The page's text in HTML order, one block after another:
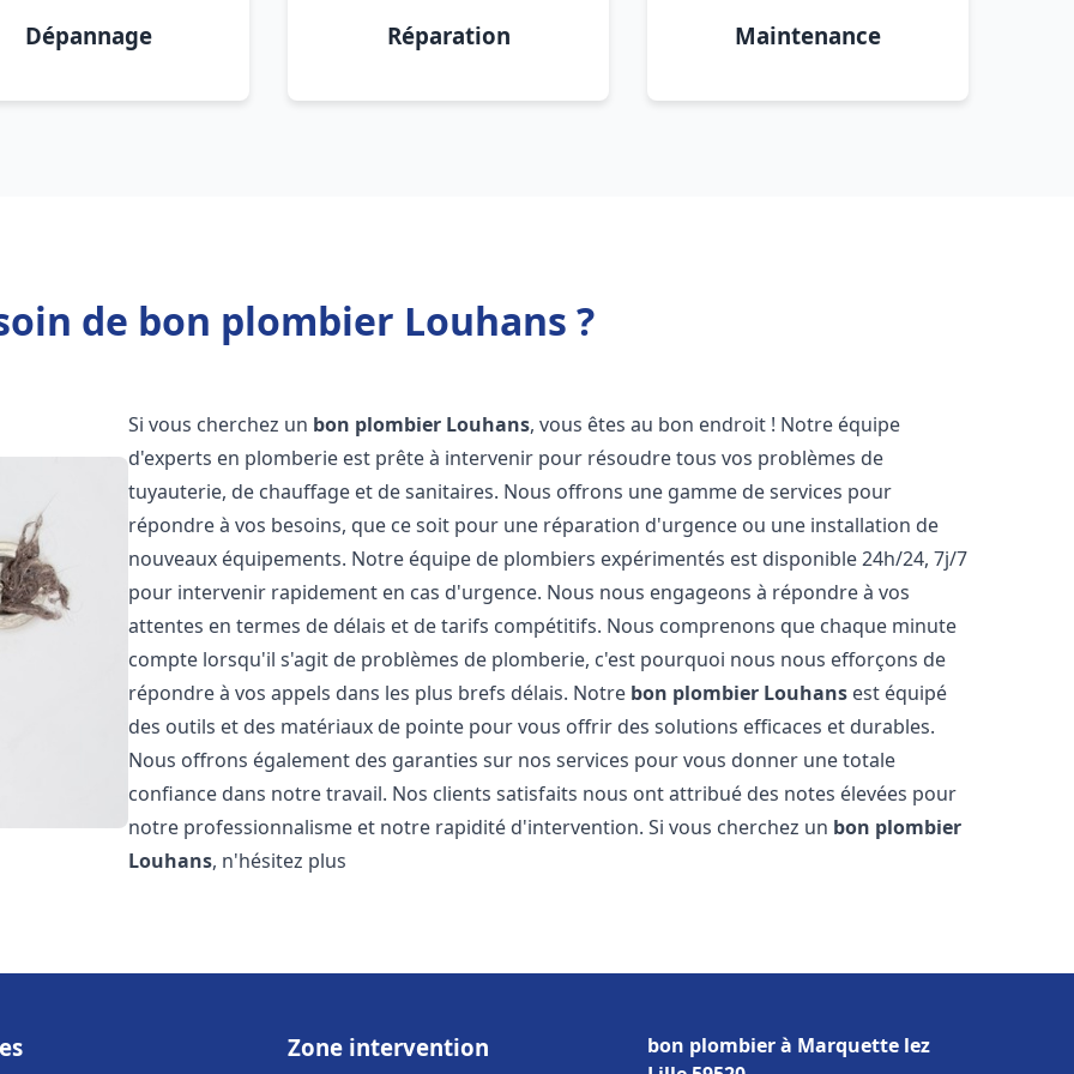
Dépannage Réparation Maintenance
de bon plombier Louhans ?
Si vous cherchez un bon plombier Louhans, vous êtes au bon endroit ! Notre équipe
d'experts en plomberie est prête à intervenir pour résoudre tous vos problèmes de
tuyauterie, de chauffage et de sanitaires. Nous offrons une gamme de services pour
répondre à vos besoins, que ce soit pour une réparation d'urgence ou une installation de
nouveaux équipements. Notre équipe de plombiers expérimentés est disponible 24h/24, 7j/7
pour intervenir rapidement en cas d'urgence. Nous nous engageons à répondre à vos
attentes en termes de délais et de tarifs compétitifs. Nous comprenons que chaque minute
compte lorsqu'il s'agit de problèmes de plomberie, c'est pourquoi nous nous efforçons de
répondre à vos appels dans les plus brefs délais. Notre bon plombier Louhans est équipé
des outils et des matériaux de pointe pour vous offrir des solutions efficaces et durables.
Nous offrons également des garanties sur nos services pour vous donner une totale
confiance dans notre travail. Nos clients satisfaits nous ont attribué des notes élevées pour
notre professionnalisme et notre rapidité d'intervention. Si vous cherchez un bon plombier
Louhans, n'hésitez plus
Zone intervention
bon plombier à Marquette lez